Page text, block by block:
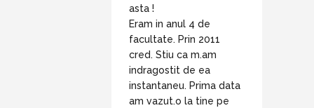
asta !
Eram in anul 4 de
facultate. Prin 2011
cred. Stiu ca m.am
indragostit de ea
instantaneu. Prima data
am vazut.o la tine pe